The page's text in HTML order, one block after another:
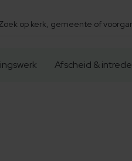
Afscheid & intrede